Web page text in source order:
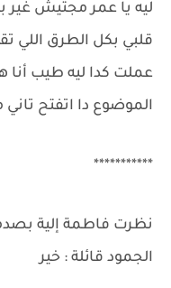
ليه يا عمر مجتيش غير
قلبي بكل الطرق اللي
عملت كدا ليه طيب أنا
الموضوع دا اتفتح
***********
نظرت فاطمة إلية
الجمود قائلة : خير